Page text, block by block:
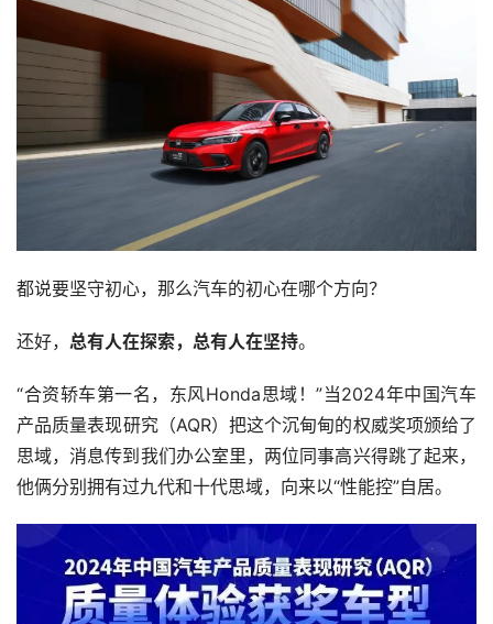
都说要坚守初心，那么汽车的初心在哪个方向？
还好， 总有人在探索，总有人在坚持。
“合资轿车第一名，东风Honda思域！”当2024年中国汽车
产品质量表现研究（AQR）把这个沉甸甸的权威奖项颁给了
思域，消息传到我们办公室里，两位同事高兴得跳了起来，
他俩分别拥有过九代和十代思域，向来以“性能控”自居。